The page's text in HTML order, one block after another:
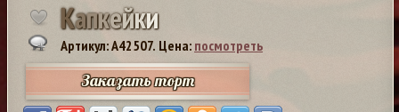
Капкейки
Артикул: A42507. Цена: посмотреть
Заказать торт